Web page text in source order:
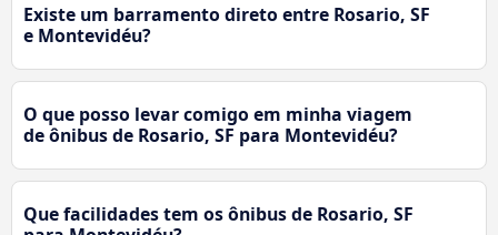
Existe um barramento direto entre Rosario, SF
e Montevidéu?
O que posso levar comigo em minha viagem
de ônibus de Rosario, SF para Montevidéu?
Que facilidades tem os ônibus de Rosario, SF